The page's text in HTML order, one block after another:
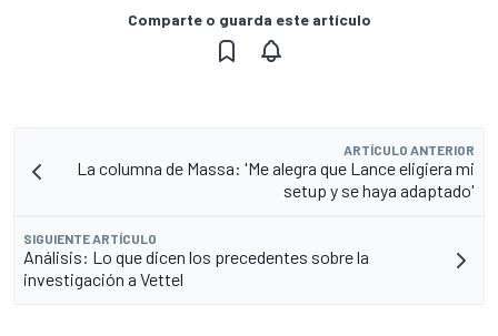
Comparte o guarda este artículo
ARTÍCULO ANTERIOR
La columna de Massa: 'Me alegra que Lance eligiera mi
setup y se haya adaptado'
SIGUIENTE ARTÍCULO
Análisis: Lo que dicen los precedentes sobre la
investigación a Vettel